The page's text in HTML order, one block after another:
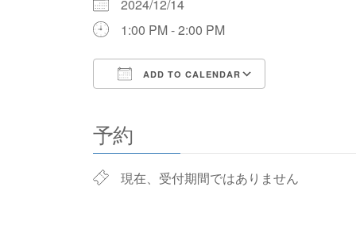
2024/12/14
1:00 PM - 2:00 PM
ADD TO CALENDAR
予約
現在、受付期間ではありません